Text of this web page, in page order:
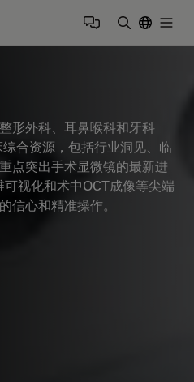
形外科、耳鼻喉科和牙科
合资源，包括行业洞见、临
点突出手术显微镜的最新进
视化和术中OCT成像等尖端
信心和精准操作。